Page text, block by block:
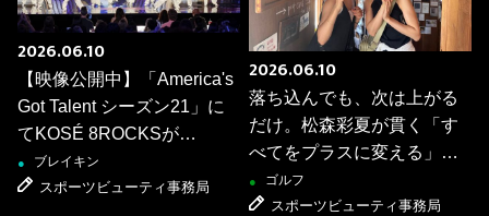
2026.06.10
【映像公開中】「America's
Got Talent シーズン21」に
てKOSÉ 8ROCKSが
『4YES』を獲得しました！
● ブレイキン
スポーツビューティ事務局
2026.06.10
落ち込んでも、次は上がる
だけ。松森彩夏が貫く「す
べてをプラスに変える」生
き方
● ゴルフ
スポーツビューティ事務局